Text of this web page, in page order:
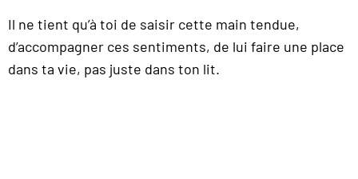
Il ne tient qu’à toi de saisir cette main tendue,
d’accompagner ces sentiments, de lui faire une place
dans ta vie, pas juste dans ton lit.